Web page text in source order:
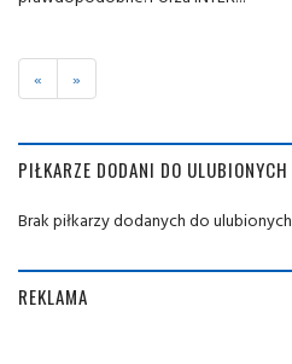
« »
PIŁKARZE DODANI DO ULUBIONYCH
Brak piłkarzy dodanych do ulubionych
REKLAMA